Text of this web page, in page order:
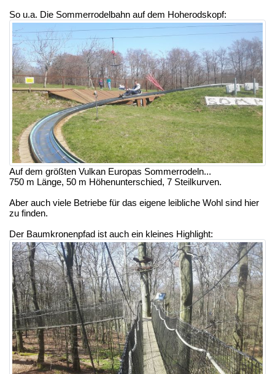
So u.a. Die Sommerrodelbahn auf dem Hoherodskopf:
Auf dem größten Vulkan Europas Sommerrodeln...
750 m Länge, 50 m Höhenunterschied, 7 Steilkurven.
Aber auch viele Betriebe für das eigene leibliche Wohl sind hier
zu finden.
Der Baumkronenpfad ist auch ein kleines Highlight: